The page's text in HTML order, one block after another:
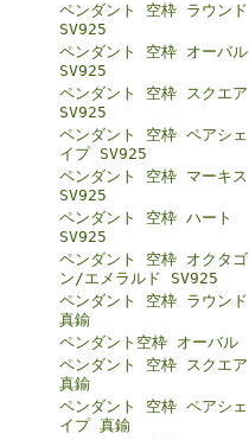
ペンダント 空枠 ラウンド
SV925
ペンダント 空枠 オーバル
SV925
ペンダント 空枠 スクエア
SV925
ペンダント 空枠 ペアシェ
イプ SV925
ペンダント 空枠 マーキス
SV925
ペンダント 空枠 ハート
SV925
ペンダント 空枠 オクタゴ
ン/エメラルド SV925
ペンダント 空枠 ラウンド
真鍮
ペンダント空枠 オーバル
ペンダント 空枠 スクエア
真鍮
ペンダント 空枠 ペアシェ
イプ 真鍮